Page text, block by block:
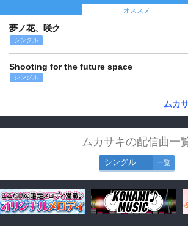
オススメ
夢ノ花、咲ク
シングル
Shooting for the future space
シングル
ムカ
ムカサキの配信曲一
シングル 一覧